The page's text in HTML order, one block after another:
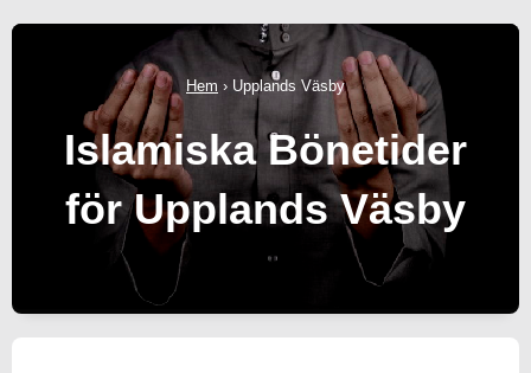
Hem › Upplands Väsby
Islamiska Bönetider
för Upplands Väsby